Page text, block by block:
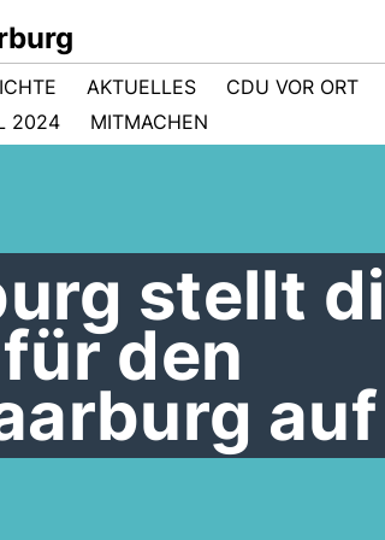
AKTUELLES
CDU VOR ORT
2024 MITMACHEN
stellt
den
auf